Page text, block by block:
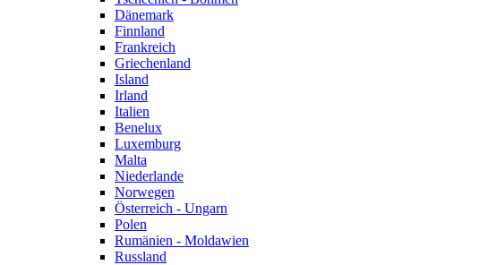
Dänemark
Finnland
Frankreich
Griechenland
Island
Irland
Italien
Benelux
Luxemburg
Malta
Niederlande
Norwegen
Österreich - Ungarn
Polen
Rumänien - Moldawien
Russland